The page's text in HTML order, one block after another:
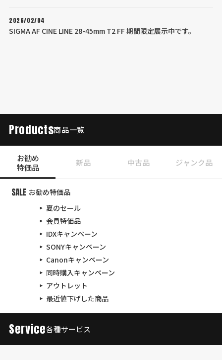
2026/02/04
SIGMA AF CINE LINE 28-45mm T2 FF 期間限定展示中です。
Products商品一覧
お勧め
特価品
新品 中古品 ジャンク品
お勧め特価品
夏のセール
会員特価品
IDXキャンペーン
SONYキャンペーン
Canonキャンペーン
同時購入キャンペーン
アウトレット
最近値下げした商品
Service各種サービス